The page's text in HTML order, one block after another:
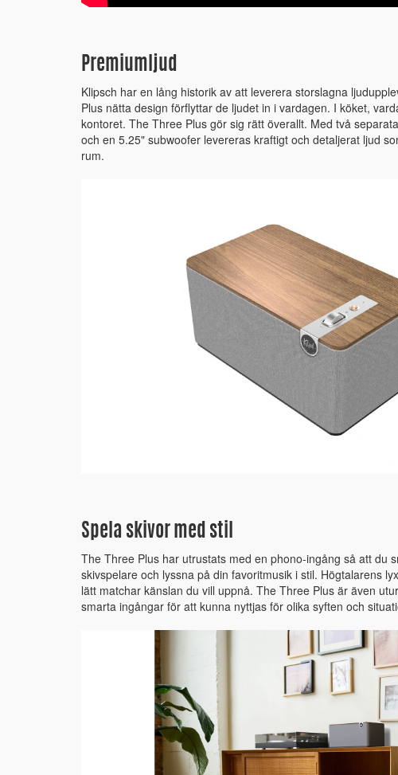
Premiumljud
Klipsch har en lång historik av att leverera storslagna
Plus nätta design förflyttar de ljudet in i vardagen. I köket,
kontoret. The Three Plus gör sig rätt överallt. Med två
och en 5.25" subwoofer levereras kraftigt och detaljerat ljud
rum.
Spela skivor med stil
The Three Plus har utrustats med en phono-ingång så att du
skivspelare och lyssna på din favoritmusik i stil. Högtalarens
lätt matchar känslan du vill uppnå. The Three Plus är även
smarta ingångar för att kunna nyttjas för olika syften och